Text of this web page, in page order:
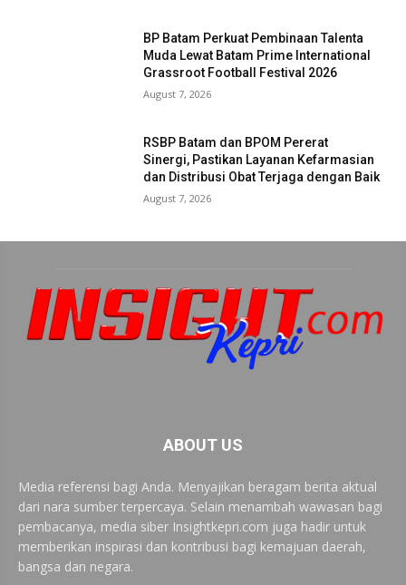
BP Batam Perkuat Pembinaan Talenta
Muda Lewat Batam Prime International
Grassroot Football Festival 2026
August 7, 2026
RSBP Batam dan BPOM Pererat
Sinergi, Pastikan Layanan Kefarmasian
dan Distribusi Obat Terjaga dengan Baik
August 7, 2026
ABOUT US
Media referensi bagi Anda. Menyajikan beragam berita aktual
dari nara sumber terpercaya. Selain menambah wawasan bagi
pembacanya, media siber Insightkepri.com juga hadir untuk
memberikan inspirasi dan kontribusi bagi kemajuan daerah,
bangsa dan negara.